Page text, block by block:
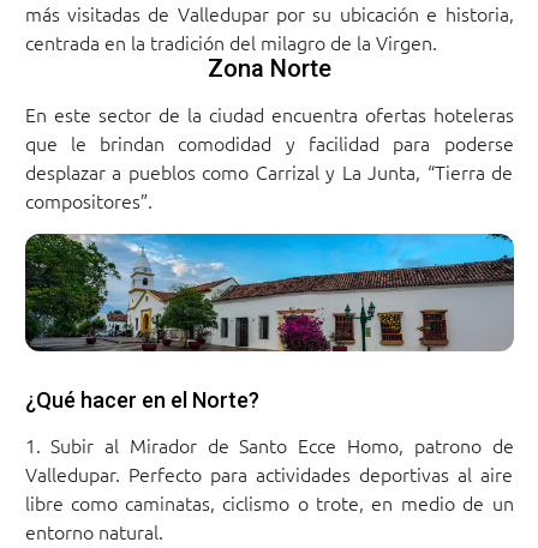
más visitadas de Valledupar por su ubicación e historia,
centrada en la tradición del milagro de la Virgen.
Zona Norte
En este sector de la ciudad encuentra ofertas hoteleras
que le brindan comodidad y facilidad para poderse
desplazar a pueblos como Carrizal y La Junta, “Tierra de
compositores”.
¿Qué hacer en el Norte?
Subir al Mirador de Santo Ecce Homo, patrono de
Valledupar. Perfecto para actividades deportivas al aire
libre como caminatas, ciclismo o trote, en medio de un
entorno natural.